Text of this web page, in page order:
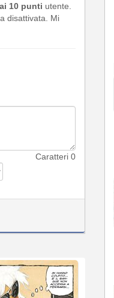
10 punti utente.
disattivata. Mi
Caratteri 0